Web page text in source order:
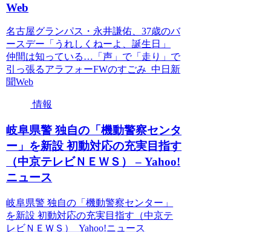
Web
名古屋グランパス・永井謙佑、37歳のバ
ースデー「うれしくねーよ、誕生日」
仲間は知っている…「声」で「走り」で
引っ張るアラフォーFWのすごみ 中日新
聞Web
情報
岐阜県警 独自の「機動警察センタ
ー」を新設 初動対応の充実目指す
（中京テレビＮＥＷＳ） – Yahoo!
ニュース
岐阜県警 独自の「機動警察センター」
を新設 初動対応の充実目指す（中京テ
レビＮＥＷＳ） Yahoo!ニュース